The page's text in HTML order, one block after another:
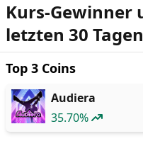
Kurs-Gewinner
letzten 30 Tagen
Top 3 Coins
Audiera
35.70%